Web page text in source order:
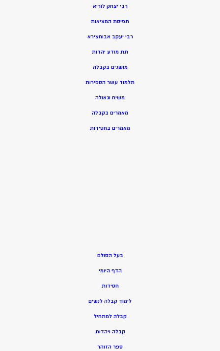
רבי יצחק לוריא
תפיסת המציאות
רבי יעקב אבוחצירא
תת מודע יהדות
מושגים בקבלה
תלמוד עשר הספירות
משיח וגאולה
מאמרים בקבלה
מאמרים בחסידות
בעל הסולם
הדף היומי
חסידות
לימוד קבלה לנשים
קבלה למתחיל
קבלה ויהדות
ספר הזוהר